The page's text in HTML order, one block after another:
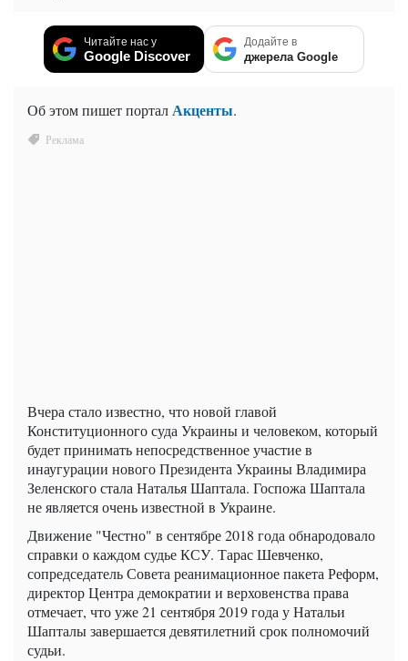
Читайте нас у
Google Discover
Додайте в
джерела Google
Об этом пишет порталАкценты.
Вчера стало известно, что новой главой
Конституционного суда Украины и человеком, который
будет принимать непосредственное участие в
инаугурации нового Президента Украины Владимира
Зеленского стала Наталья Шаптала. Госпожа Шаптала
не является очень известной в Украине.
Движение "Честно" в сентябре 2018 года обнародовало
справки о каждом судье КСУ. Тарас Шевченко,
сопредседатель Совета реанимационное пакета Реформ,
директор Центра демократии и верховенства права
отмечает, что уже 21 сентября 2019 года у Натальи
Шапталы завершается девятилетний срок полномочий
судьи.